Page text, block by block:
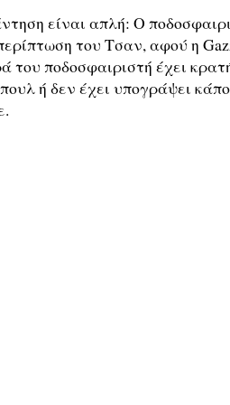
είναι απλή: Ο
του Τσαν, αφού η
του ποδοσφαιριστή έχει
ή δεν έχει υπογράψει